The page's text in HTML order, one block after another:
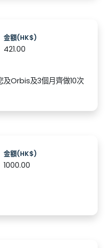
金額(HK$)
421.00
Orbis及3個月齊做10次
金額(HK$)
1000.00